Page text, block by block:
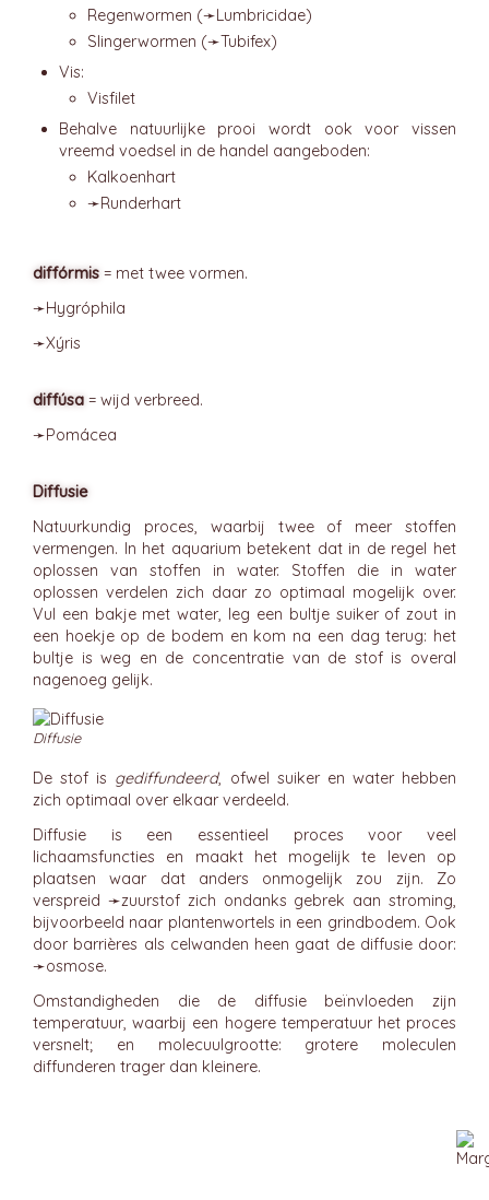
Regenwormen (➛Lumbricidae)
Slingerwormen (➛Tubifex)
Vis:
Visfilet
Behalve natuurlijke prooi wordt ook voor vissen
vreemd voedsel in de handel aangeboden:
Kalkoenhart
➛Runderhart
diffórmis = met twee vormen.
➛Hygróphila
➛Xýris
diffúsa = wijd verbreed.
➛Pomácea
Diffusie
Natuurkundig proces, waarbij twee of meer stoffen
vermengen. In het aquarium betekent dat in de regel het
oplossen van stoffen in water. Stoffen die in water
oplossen verdelen zich daar zo optimaal mogelijk over.
Vul een bakje met water, leg een bultje suiker of zout in
een hoekje op de bodem en kom na een dag terug: het
bultje is weg en de concentratie van de stof is overal
nagenoeg gelijk.
Diffusie
De stof is gediffundeerd, ofwel suiker en water hebben
zich optimaal over elkaar verdeeld.
Diffusie is een essentieel proces voor veel
lichaamsfuncties en maakt het mogelijk te leven op
plaatsen waar dat anders onmogelijk zou zijn. Zo
verspreid ➛zuurstofzich ondanks gebrek aan stroming,
bijvoorbeeld naar plantenwortels in een grindbodem. Ook
door barrières als celwanden heen gaat de diffusie door:
➛osmose.
Omstandigheden die de diffusie beïnvloeden zijn
temperatuur, waarbij een hogere temperatuur het proces
versnelt; en molecuulgrootte: grotere moleculen
diffunderen trager dan kleinere.